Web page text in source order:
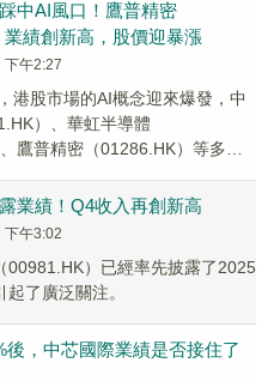
中AI風口！鷹普精密
業績創新高，股價迎暴漲
午2:27
港股市場的AI概念迎來爆發，中
）、華虹半導體
鷹普精密（01286.HK）等多股
業績！Q4收入再創新高
午3:02
00981.HK）已經率先披露了2025
了廣泛關注。
後，中芯國際業績是否接住了